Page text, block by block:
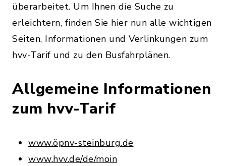
überarbeitet. Um Ihnen die Suche zu
erleichtern, finden Sie hier nun alle wichtigen
Seiten, Informationen und Verlinkungen zum
hvv-Tarif und zu den Busfahrplänen.
Allgemeine Informationen
zum hvv-Tarif
www.öpnv-steinburg.de
www.hvv.de/de/moin